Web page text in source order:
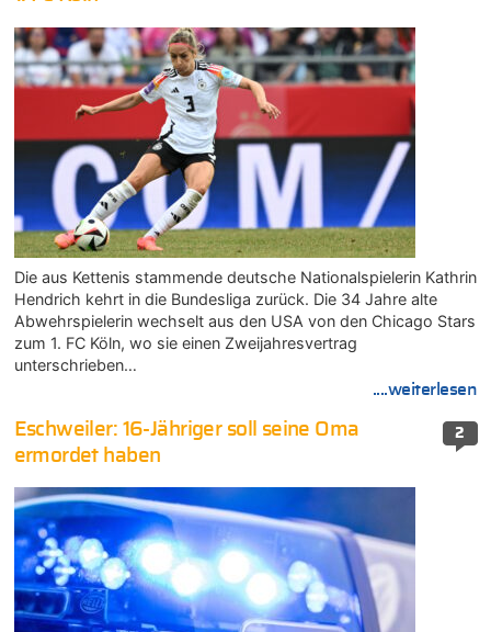
Die aus Kettenis stammende deutsche Nationalspielerin Kathrin
Hendrich kehrt in die Bundesliga zurück. Die 34 Jahre alte
Abwehrspielerin wechselt aus den USA von den Chicago Stars
zum 1. FC Köln, wo sie einen Zweijahresvertrag
unterschrieben…
....weiterlesen
2
Eschweiler: 16-Jähriger soll seine Oma
ermordet haben